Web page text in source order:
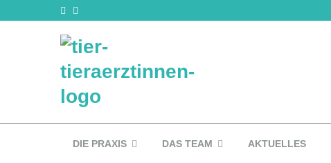
DIE PRAXIS DAS TEAM AKTUELLES